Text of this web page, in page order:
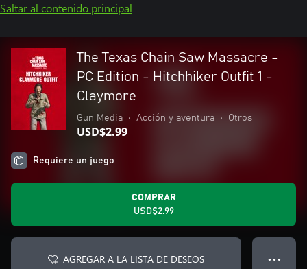
Saltar al contenido principal
The Texas Chain Saw Massacre -
PC Edition - Hitchhiker Outfit 1 -
Claymore
Gun Media • Acción y aventura • Otros
USD$2.99
Requiere un juego
COMPRAR
USD$2.99
AGREGAR A LA LISTA DE DESEOS ● ● ●